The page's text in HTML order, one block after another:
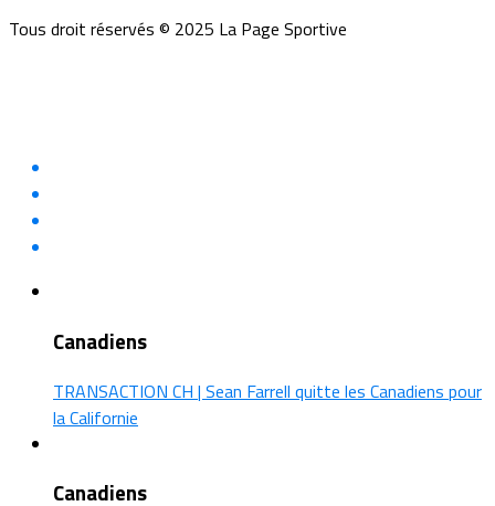
Tous droit réservés © 2025 La Page Sportive
Canadiens
TRANSACTION CH | Sean Farrell quitte les Canadiens pour
la Californie
Canadiens